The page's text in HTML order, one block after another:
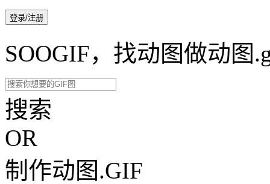
登录/注册
SOOGIF，找动图做动图
搜索
OR
制作动图.GIF